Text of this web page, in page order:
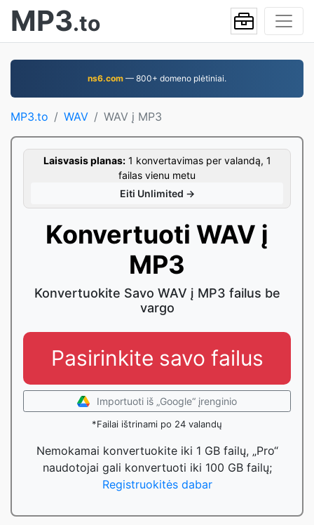
MP3.to
ns6.com — 800+ domeno plėtiniai.
MP3.to WAV WAV į MP3
Laisvasis planas:1 konvertavimas per valandą, 1
failas vienu metu
Eiti Unlimited →
Konvertuoti WAV į
MP3
Konvertuokite Savo WAV į MP3 failus be
vargo
Pasirinkite savo failus
Importuoti iš „Google“ įrenginio
*Failai ištrinami po 24 valandų
Nemokamai konvertuokite iki 1 GB failų, „Pro“
naudotojai gali konvertuoti iki 100 GB failų;
Registruokitės dabar